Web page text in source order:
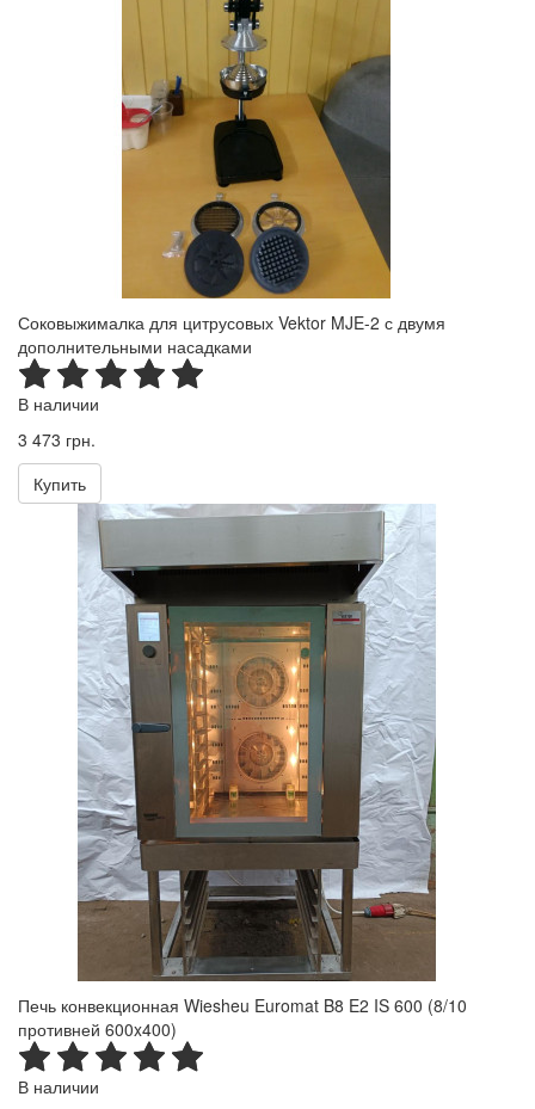
Соковыжималка для цитрусовых Vektor MJE-2 с двумя
дополнительными насадками
В наличии
3 473 грн.
Купить
Печь конвекционная Wiesheu Euromat B8 E2 IS 600 (8/10
противней 600x400)
В наличии